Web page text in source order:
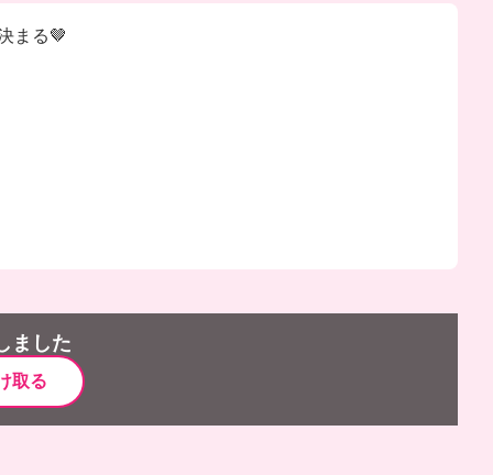
まる🤎
ました
取る